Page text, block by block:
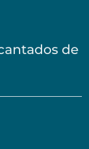
de